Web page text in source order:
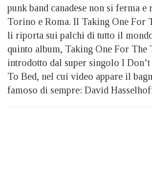
punk band canadese non si ferma e
Torino e Roma. Il Taking One For
li riporta sui palchi di tutto il
quinto album, Taking One For The
introdotto dal super singolo I
To Bed, nel cui video appare il
famoso di sempre: David